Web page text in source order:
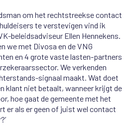
om het rechtstreekse contact
te verstevigen vind ik
beleidsadviseur Ellen Hennekens.
we met Divosa en de VNG
en 4 grote vaste lasten-partners
We verkenden
signaal maakt. Wat doet
klant niet betaalt, wanneer krijgt de
hoe gaat de gemeente met het
er als er geen of juist wel contact